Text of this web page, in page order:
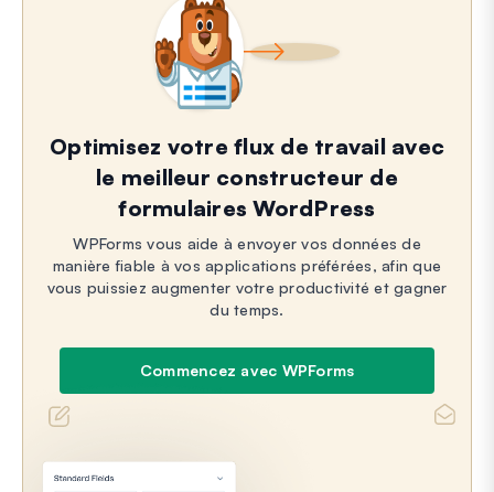
Optimisez votre flux de travail avec
le meilleur constructeur de
formulaires WordPress
WPForms vous aide à envoyer vos données de
manière fiable à vos applications préférées, afin que
vous puissiez augmenter votre productivité et gagner
du temps.
Commencez avec WPForms